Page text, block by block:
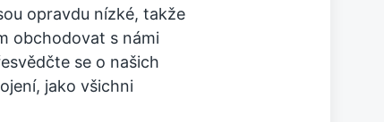
opravdu nízké, takže
obchodovat s námi
se o našich
jako všichni